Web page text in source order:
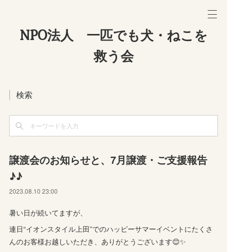
NPO法人 一匹でも犬・ねこを
救う会
検索
譲渡会のお知らせと、7月譲渡・ご支援報告
♪♪
2023.08.10 23:00
暑い日が続いてますが、
連日“イオンスタイル上田”でのハッピーサマーイベントにたくさ
んのお客様お越しいただき、ありがとうございます😊✨